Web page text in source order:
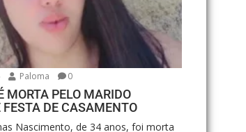
Paloma 0
MORTA PELO MARIDO
FESTA DE CASAMENTO
Nascimento, de 34 anos, foi morta